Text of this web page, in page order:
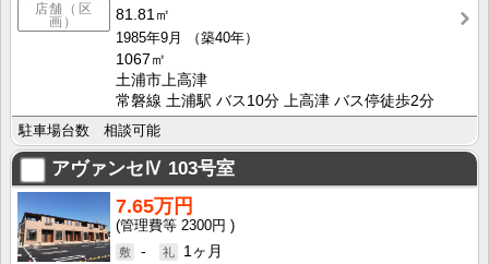
店舗（区
画）
81.81㎡
1985年9月
（築40年）
1067㎡
土浦市上高津
常磐線 土浦駅 バス10分 上高津 バス停徒歩2分
駐車場台数 相談可能
アヴァンセⅣ 103号室
7.65万円
2300円
-
1ヶ月